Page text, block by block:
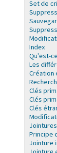
Set de
Index
Qu'est-
Les
Création
Clés
Clés
Clés
Jointures
Principe
Jointure